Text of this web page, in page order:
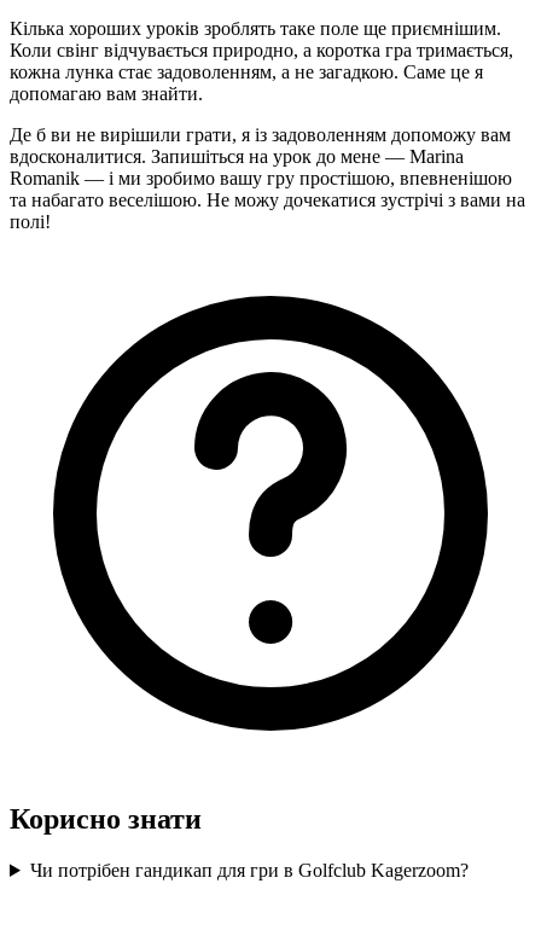
Кілька хороших уроків зроблять таке поле ще приємнішим.
Коли свінг відчувається природно, а коротка гра тримається,
кожна лунка стає задоволенням, а не загадкою. Саме це я
допомагаю вам знайти.
Де б ви не вирішили грати, я із задоволенням допоможу вам
вдосконалитися. Запишіться на урок до мене — Marina
Romanik — і ми зробимо вашу гру простішою, впевненішою
та набагато веселішою. Не можу дочекатися зустрічі з вами на
полі!
Корисно знати
Чи потрібен гандикап для гри в Golfclub Kagerzoom?